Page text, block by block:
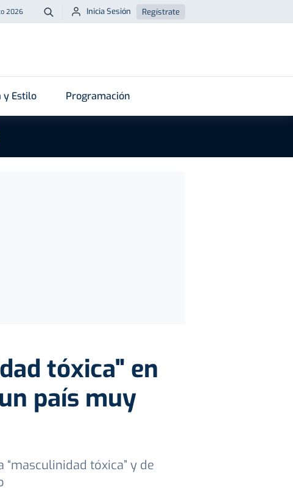
2026 Buscar
Inicia Sesión Regístrate
y Estilo Programación
tóxica" en
país muy
tóxica” y de